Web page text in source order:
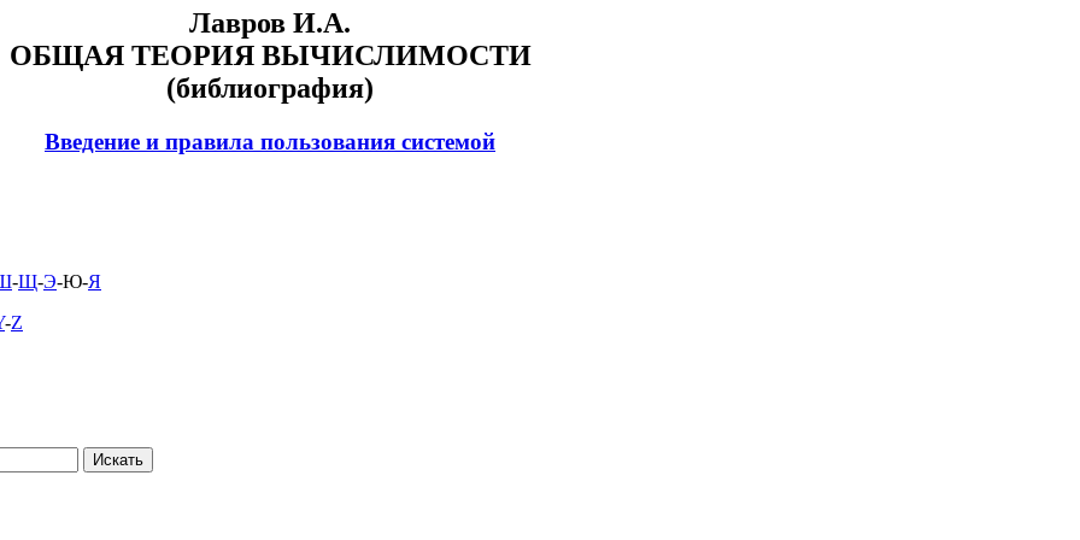
Лавров И.А.
ОБЩАЯ ТЕОРИЯ ВЫЧИСЛИМОСТИ
(библиография)
Введение и правила пользования системой
-Щ-Э-Ю-Я
-Z